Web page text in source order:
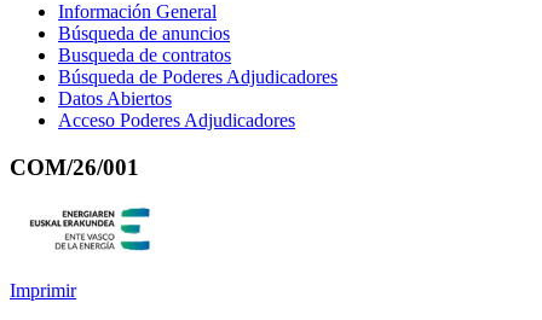
Información General
Búsqueda de anuncios
Busqueda de contratos
Búsqueda de Poderes Adjudicadores
Datos Abiertos
Acceso Poderes Adjudicadores
COM/26/001
Imprimir